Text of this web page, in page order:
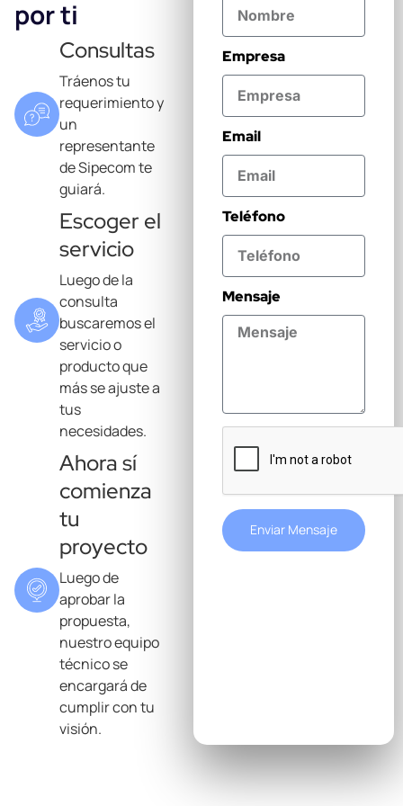
por ti
Consultas
Tráenos tu
requerimiento y
un
representante
de Sipecom te
guiará.
Escoger el
servicio
Luego de la
consulta
buscaremos el
servicio o
producto que
más se ajuste a
tus
necesidades.
Ahora sí
comienza
tu
proyecto
Luego de
aprobar la
propuesta,
nuestro equipo
técnico se
encargará de
cumplir con tu
visión.
Empresa
Email
Teléfono
Mensaje
Enviar Mensaje